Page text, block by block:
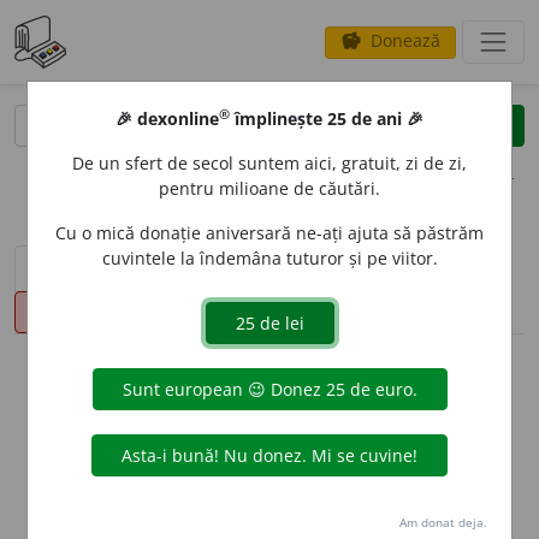
savings Donează
clear
opțiuni
sinteza definițiilor (1) definiții (16)
declinări
info
Aceste definiții sunt compilate de
echipa dexonline. Definițiile
originale se află pe filadefiniții.
Puteți reordona filele pe pagina de
🎉 dexonline® împlinește 25 de ani 🎉
De un sfert de secol suntem aici, gratuit, zi de zi,
pentru milioane de căutări.
Cu o mică donație aniversară ne-ați ajuta să păstrăm
cuvintele la îndemâna tuturor și pe viitor.
Am donat deja.